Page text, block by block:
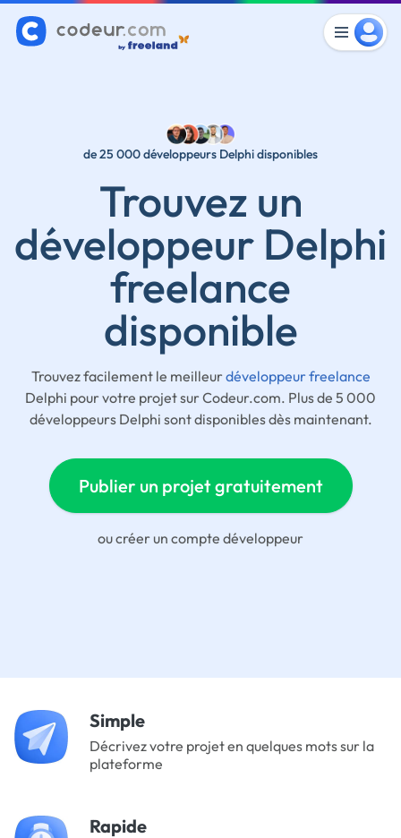
de 25 000 développeurs Delphi disponibles
Trouvez un
développeur Delphi
freelance
disponible
Trouvez facilement le meilleurdéveloppeur freelance
Delphi pour votre projet sur Codeur.com. Plus de 5 000
développeurs Delphi sont disponibles dès maintenant.
Publier un projet gratuitement
oucréer un compte développeur
Simple
Décrivez votre projet en quelques mots sur la
plateforme
Rapide